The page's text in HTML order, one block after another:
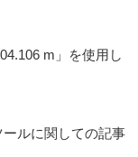
m」を使用し
ルに関しての記事